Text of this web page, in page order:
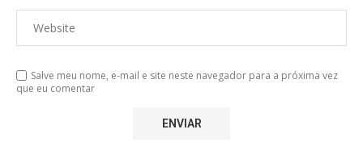
Salve meu nome, e-mail e site neste navegador para a próxima vez
que eu comentar